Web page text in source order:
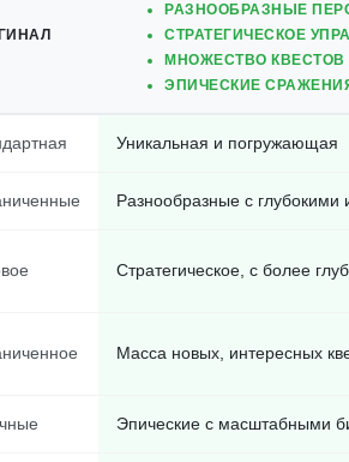
РАЗНООБРАЗНЫЕ
СТРАТЕГИЧЕСКОЕ
МНОЖЕСТВО
ЭПИЧЕСКИЕ
Уникальная и погружающая
Разнообразные с глубокими
Стратегическое, с более
Масса новых, интересных
Эпические с масштабными